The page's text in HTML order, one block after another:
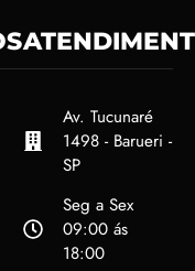
Av. Tucunaré
1498 - Barueri -
SP
Seg a Sex
09:00 ás
18:00